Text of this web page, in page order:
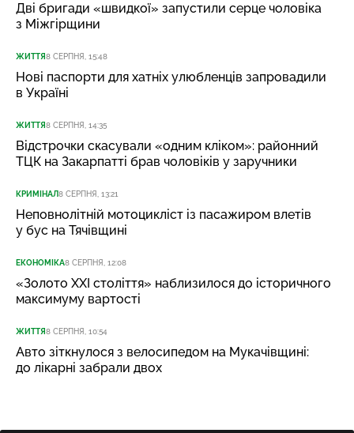
Дві бригади «швидкої» запустили серце чоловіка
з Міжгірщини
ЖИТТЯ8 СЕРПНЯ, 15:48
Нові паспорти для хатніх улюбленців запровадили
в Україні
ЖИТТЯ8 СЕРПНЯ, 14:35
Відстрочки скасували «одним кліком»: районний
ТЦК на Закарпатті брав чоловіків у заручники
КРИМІНАЛ8 СЕРПНЯ, 13:21
Неповнолітній мотоцикліст із пасажиром влетів
у бус на Тячівщині
ЕКОНОМІКА8 СЕРПНЯ, 12:08
«Золото XXI століття» наблизилося до історичного
максимуму вартості
ЖИТТЯ8 СЕРПНЯ, 10:54
Авто зіткнулося з велосипедом на Мукачівщині:
до лікарні забрали двох